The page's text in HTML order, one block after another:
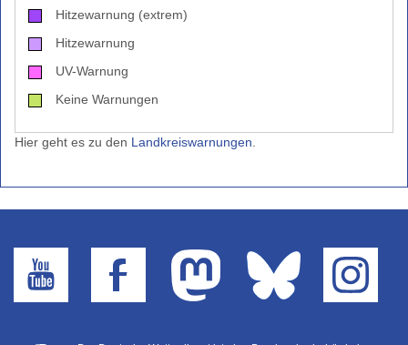
Hitzewarnung (extrem)
Hitzewarnung
UV-Warnung
Keine Warnungen
Hier geht es zu den Landkreiswarnungen.